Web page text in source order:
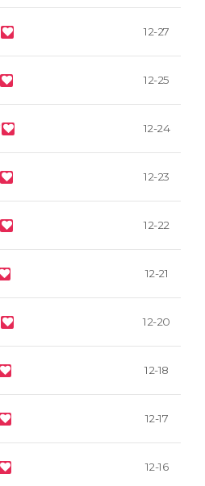
12-27
12-25
12-24
12-23
12-22
12-21
12-20
12-18
12-17
12-16